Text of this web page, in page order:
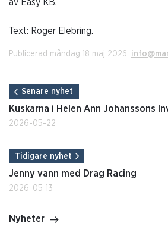
av Easy KB.
Text: Roger Elebring.
Publicerad måndag 18 maj 2026.
Senare nyhet
Kuskarna i Helen Ann Johanssons
2026-05-22
Tidigare nyhet
Jenny vann med Drag Racing
2026-05-13
Nyheter